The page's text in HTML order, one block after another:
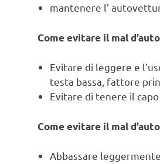
mantenere l’
Come evitare il mal d’auto
Evitare di leggere e
testa bassa, fattore
Evitare di tenere il
Come evitare il mal d’auto
Abbassare